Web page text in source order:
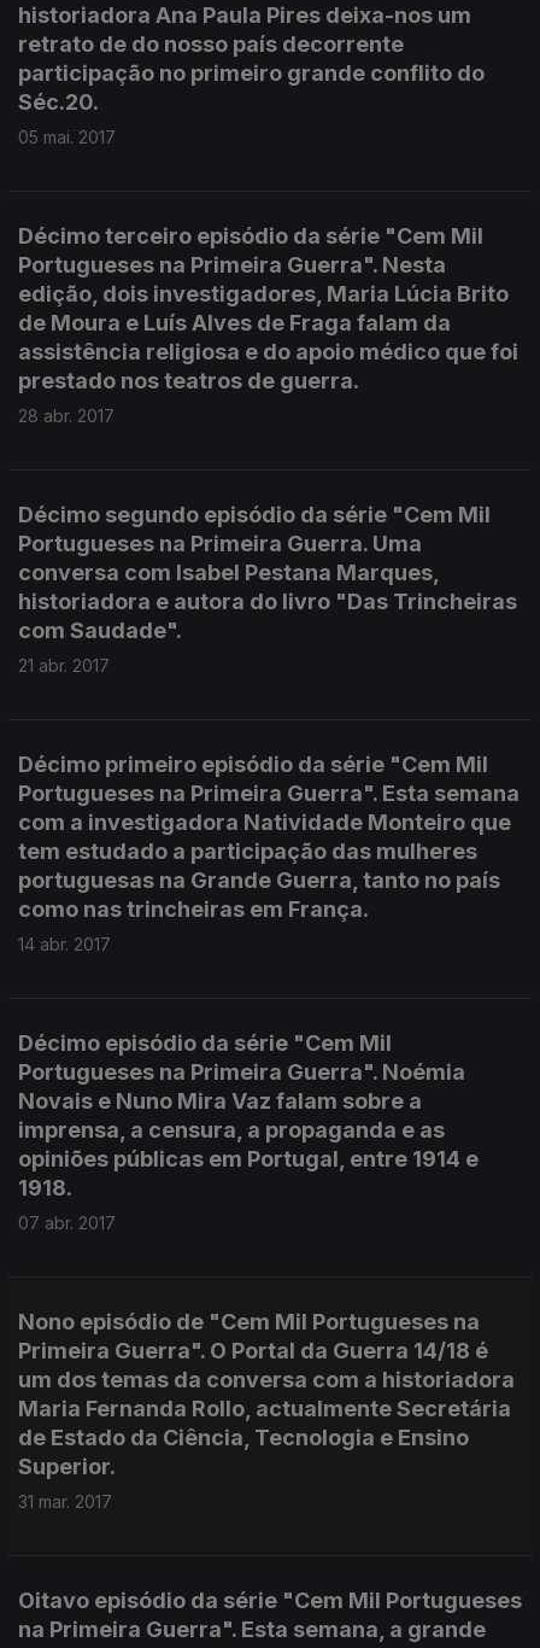
historiadora Ana Paula Pires deixa-nos um
retrato de do nosso país decorrente
participação no primeiro grande conflito do
Séc.20.
05 mai. 2017
Décimo terceiro episódio da série "Cem Mil
Portugueses na Primeira Guerra". Nesta
edição, dois investigadores, Maria Lúcia Brito
de Moura e Luís Alves de Fraga falam da
assistência religiosa e do apoio médico que foi
prestado nos teatros de guerra.
28 abr. 2017
Décimo segundo episódio da série "Cem Mil
Portugueses na Primeira Guerra. Uma
conversa com Isabel Pestana Marques,
historiadora e autora do livro "Das Trincheiras
com Saudade".
21 abr. 2017
Décimo primeiro episódio da série "Cem Mil
Portugueses na Primeira Guerra". Esta semana
com a investigadora Natividade Monteiro que
tem estudado a participação das mulheres
portuguesas na Grande Guerra, tanto no país
como nas trincheiras em França.
14 abr. 2017
Décimo episódio da série "Cem Mil
Portugueses na Primeira Guerra". Noémia
Novais e Nuno Mira Vaz falam sobre a
imprensa, a censura, a propaganda e as
opiniões públicas em Portugal, entre 1914 e
1918.
07 abr. 2017
Nono episódio de "Cem Mil Portugueses na
Primeira Guerra". O Portal da Guerra 14/18 é
um dos temas da conversa com a historiadora
Maria Fernanda Rollo, actualmente Secretária
de Estado da Ciência, Tecnologia e Ensino
Superior.
31 mar. 2017
Oitavo episódio da série "Cem Mil Portugueses
na Primeira Guerra". Esta semana, a grande